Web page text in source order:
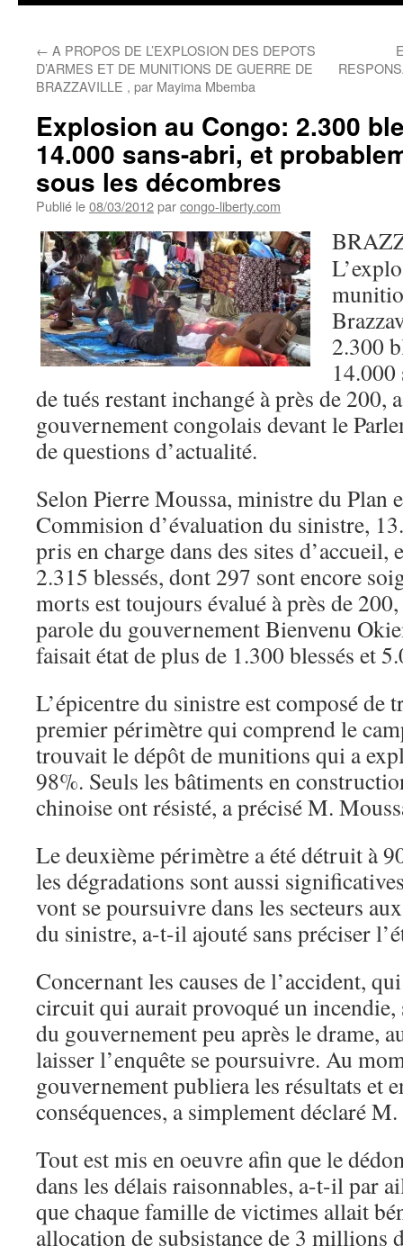
← A PROPOS DE L’EXPLOSION DES DEPOTS
D’ARMES ET DE MUNITIONS DE GUERRE DE
BRAZZAVILLE , par Mayima Mbemba
Explosion au Congo: 2.300
14.000 sans-abri, et
sous les décombres
Publié le08/03/2012parcongo-liberty.com
2.300
de tués restant inchangé à près de 200,
gouvernement congolais devant le
de questions d’actualité.
Selon Pierre Moussa, ministre du Plan
Commision d’évaluation du sinistre,
pris en charge dans des sites
2.315 blessés, dont 297 sont encore
morts est toujours évalué à près de
parole du gouvernement Bienvenu
faisait état de plus de 1.300 blessés et
L’épicentre du sinistre est composé de
premier périmètre qui comprend le
trouvait le dépôt de munitions qui a
98%. Seuls les bâtiments en
chinoise ont résisté, a précisé M.
Le deuxième périmètre a été détruit à
les dégradations sont aussi
vont se poursuivre dans les secteurs
du sinistre, a-t-il ajouté sans préciser
Concernant les causes de l’accident,
circuit qui aurait provoqué un incendie,
du gouvernement peu après le drame,
laisser l’enquête se poursuivre. Au
gouvernement publiera les résultats et
conséquences, a simplement déclaré
Tout est mis en oeuvre afin que le
dans les délais raisonnables, a-t-il par
que chaque famille de victimes allait
allocation de subsistance de 3 millions